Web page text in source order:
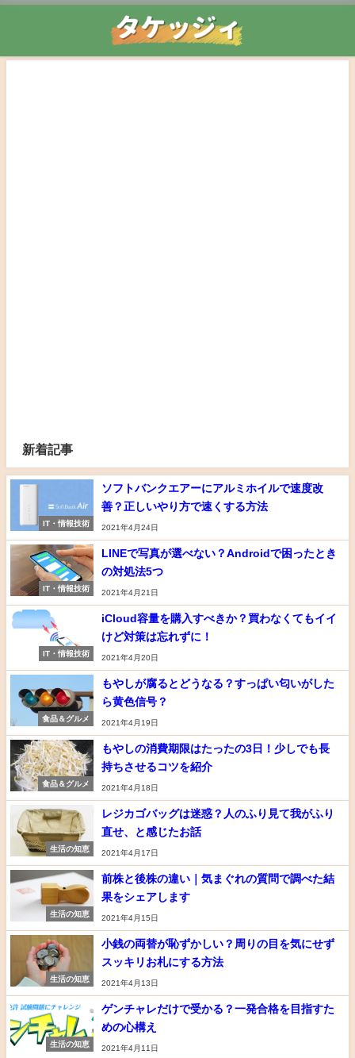
新着記事
IT・情報技術
ソフトバンクエアーにアルミホイルで速度改
善？正しいやり方で速くする方法
2021年4月24日
IT・情報技術
LINEで写真が選べない？Androidで困ったとき
の対処法5つ
2021年4月21日
IT・情報技術
iCloud容量を購入すべきか？買わなくてもイイ
けど対策は忘れずに！
2021年4月20日
食品＆グルメ
もやしが腐るとどうなる？すっぱい匂いがした
ら黄色信号？
2021年4月19日
食品＆グルメ
もやしの消費期限はたったの3日！少しでも長
持ちさせるコツを紹介
2021年4月18日
生活の知恵
レジカゴバッグは迷惑？人のふり見て我がふり
直せ、と感じたお話
2021年4月17日
生活の知恵
前株と後株の違い｜気まぐれの質問で調べた結
果をシェアします
2021年4月15日
生活の知恵
小銭の両替が恥ずかしい？周りの目を気にせず
スッキリお札にする方法
2021年4月13日
生活の知恵
ゲンチャレだけで受かる？一発合格を目指すた
めの心構え
2021年4月11日